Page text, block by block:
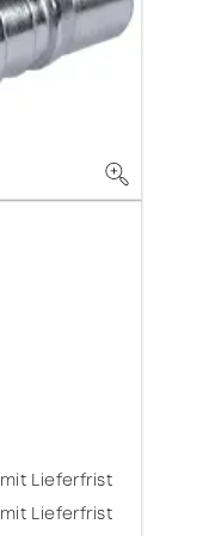
mit Lieferfrist
mit Lieferfrist